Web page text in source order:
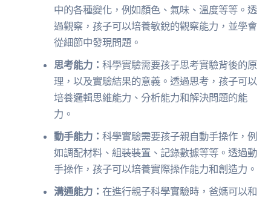
中的各種變化，例如顏色、氣味、溫度等等。透
過觀察，孩子可以培養敏銳的觀察能力，並學會
從細節中發現問題。
思考能力：科學實驗需要孩子思考實驗背後的原
理，以及實驗結果的意義。透過思考，孩子可以
培養邏輯思維能力、分析能力和解決問題的能
力。
動手能力：科學實驗需要孩子親自動手操作，例
如調配材料、組裝裝置、記錄數據等等。透過動
手操作，孩子可以培養實際操作能力和創造力。
溝通能力：在進行親子科學實驗時，爸媽可以和